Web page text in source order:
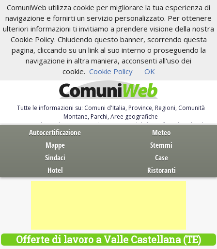
ComuniWeb utilizza cookie per migliorare la tua esperienza di
navigazione e fornirti un servizio personalizzato. Per ottenere
ulteriori informazioni ti invitiamo a prendere visione della nostra
Cookie Policy. Chiudendo questo banner, scorrendo questa
pagina, cliccando su un link al suo interno o proseguendo la
navigazione in altra maniera, acconsenti all'uso dei
cookie. Cookie Policy OK
Tutte le informazioni su: Comuni d'Italia, Province, Regioni, Comunità
Montane, Parchi, Aree geografiche
Servizi al Cittadino. Autocertificazione, moduli, leggi, free download
Autocertificazione
Meteo
Mappe
Stemmi
Sindaci
Case
Hotel
Ristoranti
Offerte di lavoro a Valle Castellana (TE)